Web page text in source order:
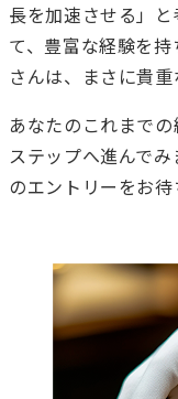
長を加速させる」と
て、豊富な経験を
さんは、まさに貴重
あなたのこれまで
ステップへ進んでみ
のエントリーをお待